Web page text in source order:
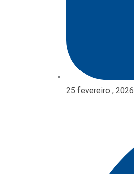
25 fevereiro , 2026